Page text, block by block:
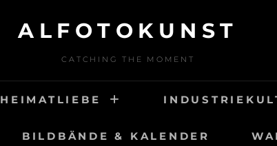
ALFOTOKUNST
CATCHING THE MOMENT
HEIMATLIEBE
BILDBÄNDE & KALENDER